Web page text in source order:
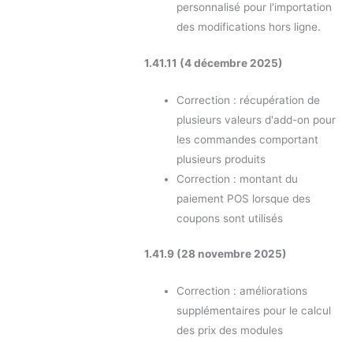
personnalisé pour l'importation
des modifications hors ligne.
1.41.11 (4 décembre 2025)
Correction : récupération de
plusieurs valeurs d'add-on pour
les commandes comportant
plusieurs produits
Correction : montant du
paiement POS lorsque des
coupons sont utilisés
1.41.9 (28 novembre 2025)
Correction : améliorations
supplémentaires pour le calcul
des prix des modules